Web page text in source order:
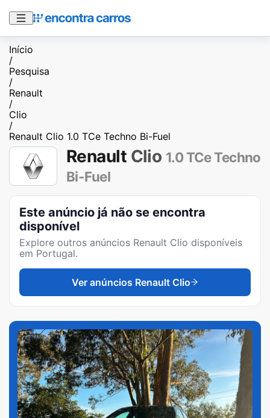
Início
/
Pesquisa
/
Renault
/
Clio
/
Renault Clio 1.0 TCe Techno Bi-Fuel
Renault Clio 1.0 TCe Techno
Bi-Fuel
Este anúncio já não se encontra
disponível
Explore outros anúncios Renault Clio disponíveis
em Portugal.
Ver anúncios Renault Clio